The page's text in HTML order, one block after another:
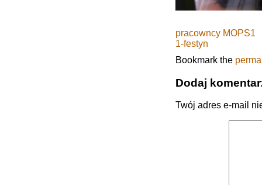
pracowncy MOPS1
1-festyn
Bookmark the
Dodaj
Twój adres e-mail